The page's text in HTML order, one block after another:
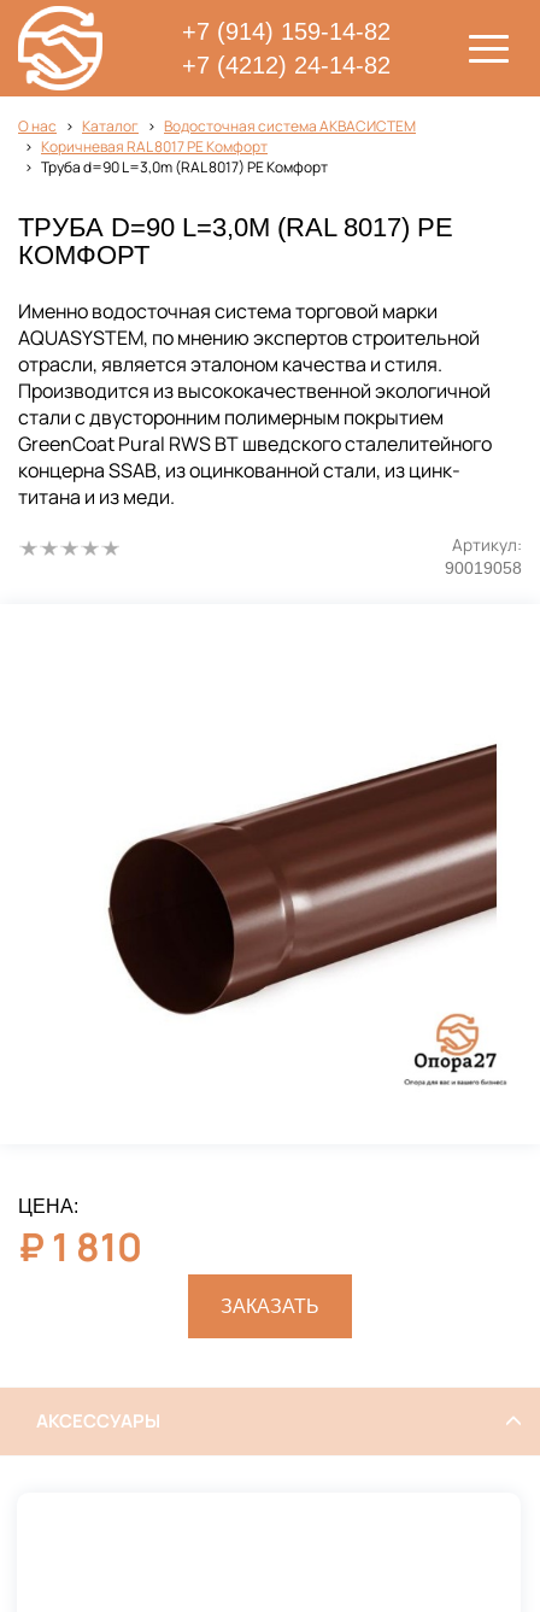
+7 (914) 159-14-82
+7 (4212) 24-14-82
О нас Каталог
Водосточная система АКВАСИСТЕМ
Коричневая RAL 8017 PE Комфорт
Труба d=90 L=3,0m (RAL 8017) PE Комфорт
ТРУБА D=90 L=3,0M (RAL 8017) PE
КОМФОРТ
Именно водосточная система торговой марки
AQUASYSTEM, по мнению экспертов строительной
отрасли, является эталоном качества и стиля.
Производится из высококачественной экологичной
стали с двусторонним полимерным покрытием
GreenCoat Pural RWS BT шведского сталелитейного
концерна SSAB, из оцинкованной стали, из цинк-
титана и из меди.
Артикул:
90019058
ЦЕНА:
₽ 1 810
ЗАКАЗАТЬ
АКСЕССУАРЫ